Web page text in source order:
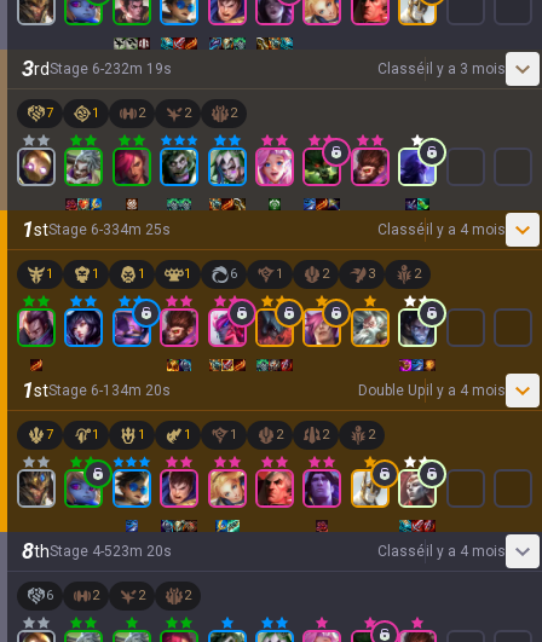
3rdStage 6-232m 19s Classéil y a 3 mois
7 1 2 2 2
1stStage 6-334m 25s Classéil y a 4 mois
1 1 1 1 6 1 2 3 2
1stStage 6-1 34m 20s Double Upil y a 4 mois
7 1 1 1 1 2 2 2
8thStage 4-523m 20s Classéil y a 4 mois
6 2 2 2